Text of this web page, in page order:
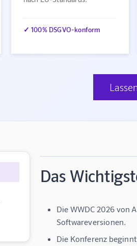
✓ 100% DSGVO-konform
Das
Die WWDC 2026 von
Softwareversionen.
Die Konferenz